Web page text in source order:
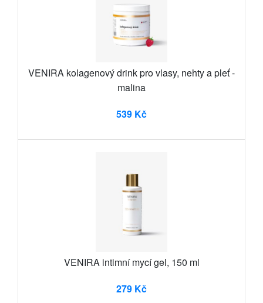
VENIRA kolagenový drink pro vlasy, nehty a pleť -
malina
539 Kč
VENIRA intimní mycí gel, 150 ml
279 Kč